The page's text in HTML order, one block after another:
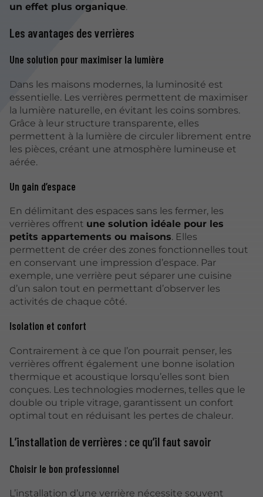
un effet plus organique.
Les avantages des verrières
Une solution pour maximiser la lumière
Dans les maisons modernes, la luminosité est
essentielle. Les verrières permettent de maximiser
la lumière naturelle, en évitant les coins sombres.
Grâce à leur structure transparente, elles
permettent à la lumière de circuler librement entre
les pièces, créant une atmosphère lumineuse et
aérée.
Un gain d’espace
En délimitant des espaces sans les fermer, les
verrières offrent une solution idéale pour les
petits appartements ou maisons. Elles
permettent de créer des zones fonctionnelles tout
en conservant une impression d’espace. Par
exemple, une verrière peut séparer une cuisine
d’un salon tout en permettant d’observer les
activités de chaque côté.
Isolation et confort
Contrairement à ce que l’on pourrait penser, les
verrières offrent également une bonne isolation
thermique et acoustique lorsqu’elles sont bien
conçues. Les technologies modernes, telles que le
double ou triple vitrage, garantissent un confort
optimal tout en réduisant les pertes de chaleur.
L’installation de verrières : ce qu’il faut savoir
Choisir le bon professionnel
L’installation d’une verrière nécessite souvent